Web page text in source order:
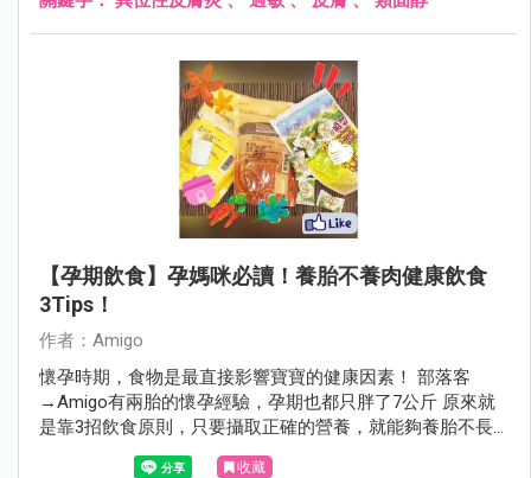
【孕期飲食】孕媽咪必讀！養胎不養肉健康飲食
3Tips！
作者：Amigo
懷孕時期，食物是最直接影響寶寶的健康因素！ 部落客
→Amigo有兩胎的懷孕經驗，孕期也都只胖了7公斤 原來就
是靠3招飲食原則，只要攝取正確的營養，就能夠養胎不長
收藏